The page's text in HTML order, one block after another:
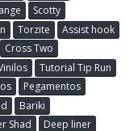
Scotty
Torzite
Assist hook
Cross Two
Tutorial Tip Run
Pegamentos
Bariki
Shad
Deep liner